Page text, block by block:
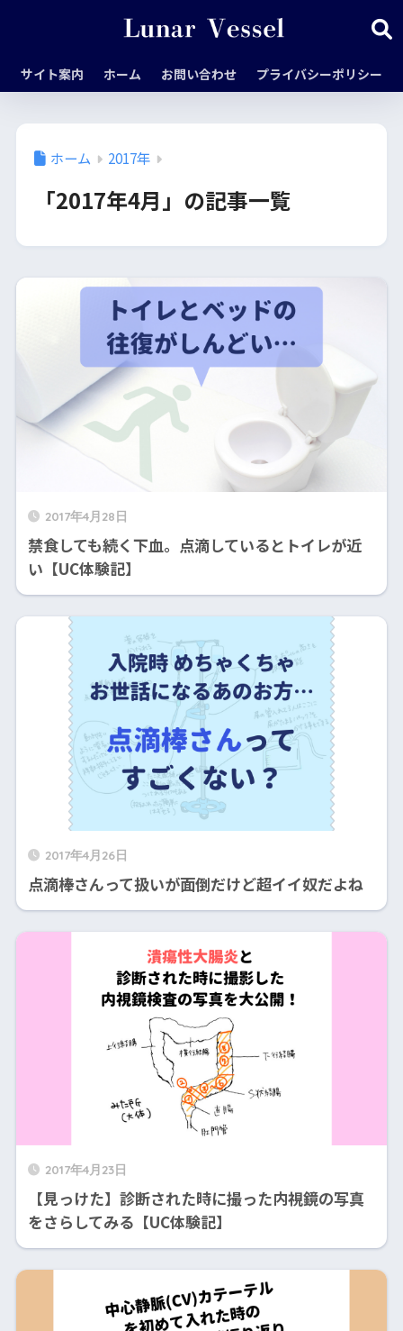
サイト案内 ホーム お問い合わせ プライバシーポリシー
ホーム 2017年
「2017年4月」の記事一覧
2017年4月28日
禁食しても続く下血。点滴しているとトイレが近
い【UC体験記】
2017年4月26日
点滴棒さんって扱いが面倒だけど超イイ奴だよね
2017年4月23日
【見っけた】診断された時に撮った内視鏡の写真
をさらしてみる【UC体験記】